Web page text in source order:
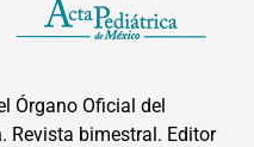
Órgano Oficial del
. Revista bimestral. Editor